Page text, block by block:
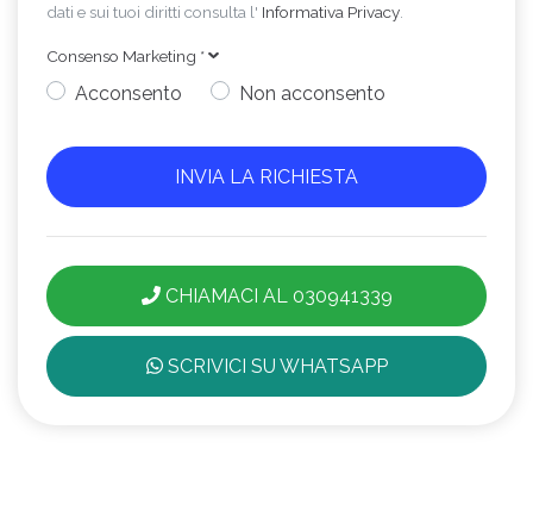
dati e sui tuoi diritti consulta l' Informativa Privacy
Consenso Marketing *
Acconsento Non acconsento
CHIAMACI AL 030941339
SCRIVICI SU WHATSAPP